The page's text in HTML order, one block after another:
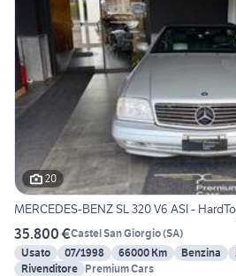
20
MERCEDES-BENZ SL 320 V6 ASI -
35.800 €Castel San Giorgio(SA)
Usato
07/1998 66000 Km Benzina
Rivenditore Premium Cars